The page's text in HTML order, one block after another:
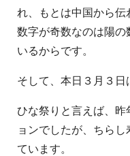
れ、もとは中国から伝
数字が奇数なのは陽の
いるからです。
そして、本日３月３日
ひな祭りと言えば、昨
ョンでしたが、ちら
ています。